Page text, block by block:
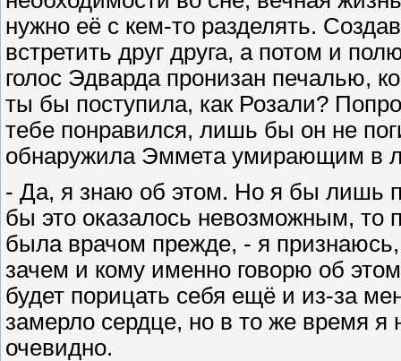
нужно её с кем-то разделять.
встретить друг друга, а потом и
голос Эдварда пронизан печалью,
ты бы поступила, как Розали?
тебе понравился, лишь бы он не
обнаружила Эммета умирающим в
- Да, я знаю об этом. Но я бы лишь
бы это оказалось невозможным, то
была врачом прежде, - я
зачем и кому именно говорю об
будет порицать себя ещё и из-за
замерло сердце, но в то же время я
очевидно.